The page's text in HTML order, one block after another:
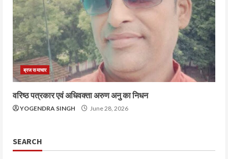
ब्रज समाचार
वरिष्ठ पत्रकार एवं अधिवक्ता अरुण अनु का निधन
YOGENDRA SINGH June 28, 2026
SEARCH